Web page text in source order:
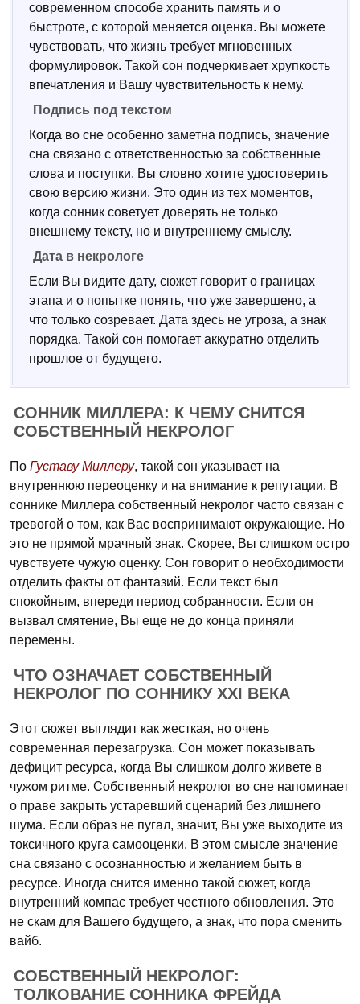
современном способе хранить память и о
быстроте, с которой меняется оценка. Вы можете
чувствовать, что жизнь требует мгновенных
формулировок. Такой сон подчеркивает хрупкость
впечатления и Вашу чувствительность к нему.
Подпись под текстом
Когда во сне особенно заметна подпись, значение
сна связано с ответственностью за собственные
слова и поступки. Вы словно хотите удостоверить
свою версию жизни. Это один из тех моментов,
когда сонник советует доверять не только
внешнему тексту, но и внутреннему смыслу.
Дата в некрологе
Если Вы видите дату, сюжет говорит о границах
этапа и о попытке понять, что уже завершено, а
что только созревает. Дата здесь не угроза, а знак
порядка. Такой сон помогает аккуратно отделить
прошлое от будущего.
СОННИК МИЛЛЕРА: К ЧЕМУ СНИТСЯ
СОБСТВЕННЫЙ НЕКРОЛОГ
По Густаву Миллеру, такой сон указывает на
внутреннюю переоценку и на внимание к репутации. В
соннике Миллера собственный некролог часто связан с
тревогой о том, как Вас воспринимают окружающие. Но
это не прямой мрачный знак. Скорее, Вы слишком остро
чувствуете чужую оценку. Сон говорит о необходимости
отделить факты от фантазий. Если текст был
спокойным, впереди период собранности. Если он
вызвал смятение, Вы еще не до конца приняли
перемены.
ЧТО ОЗНАЧАЕТ СОБСТВЕННЫЙ
НЕКРОЛОГ ПО СОННИКУ XXI ВЕКА
Этот сюжет выглядит как жесткая, но очень
современная перезагрузка. Сон может показывать
дефицит ресурса, когда Вы слишком долго живете в
чужом ритме. Собственный некролог во сне напоминает
о праве закрыть устаревший сценарий без лишнего
шума. Если образ не пугал, значит, Вы уже выходите из
токсичного круга самооценки. В этом смысле значение
сна связано с осознанностью и желанием быть в
ресурсе. Иногда снится именно такой сюжет, когда
внутренний компас требует честного обновления. Это
не скам для Вашего будущего, а знак, что пора сменить
вайб.
СОБСТВЕННЫЙ НЕКРОЛОГ:
ТОЛКОВАНИЕ СОННИКА ФРЕЙДА